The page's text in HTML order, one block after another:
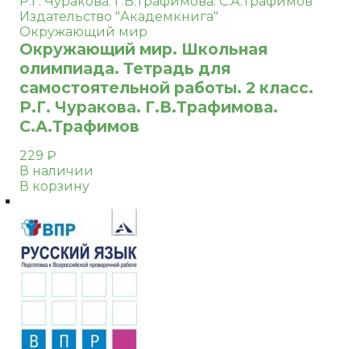
Окружающий мир
Окружающий мир. Школьная
олимпиада. Тетрадь для
самостоятельной работы. 2 класс.
Р.Г. Чуракова. Г.В.Трафимова.
С.А.Трафимов
229 ₽
В наличии
В корзину